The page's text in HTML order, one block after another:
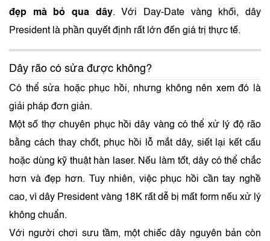
đẹp mà bỏ qua dây. Với Day-Date vàng khối, dây
President là phần quyết định rất lớn đến giá trị thực tế.
Dây rão có sửa được không?
Có thể sửa hoặc phục hồi, nhưng không nên xem đó là
giải pháp đơn giản.
Một số thợ chuyên phục hồi dây vàng có thể xử lý độ rão
bằng cách thay chốt, phục hồi lỗ mắt dây, siết lại kết cấu
hoặc dùng kỹ thuật hàn laser. Nếu làm tốt, dây có thể chắc
hơn và đẹp hơn. Tuy nhiên, việc phục hồi cần tay nghề
cao, vì dây President vàng 18K rất dễ bị mất form nếu xử lý
không chuẩn.
Với người chơi sưu tầm, một chiếc dây nguyên bản còn